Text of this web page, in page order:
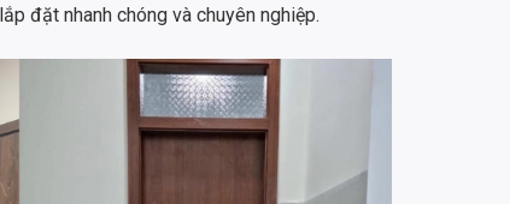
đặt nhanh chóng và chuyên nghiệp.